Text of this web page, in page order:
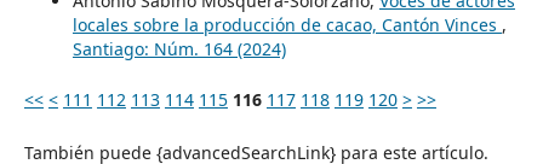
locales sobre la producción de cacao, Cantón Vinces ,
Santiago: Núm. 164 (2024)
<< < 111 112 113 114 115 116 117 118 119 120 > >>
También puede {advancedSearchLink} para este artículo.